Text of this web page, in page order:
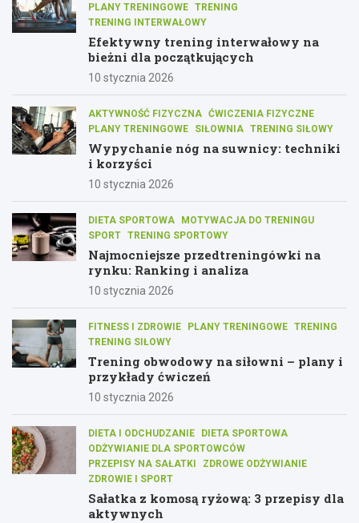
PLANY TRENINGOWE TRENING
TRENING INTERWAŁOWY
Efektywny trening interwałowy na
bieżni dla początkujących
10 stycznia 2026
AKTYWNOŚĆ FIZYCZNA ĆWICZENIA FIZYCZNE
PLANY TRENINGOWE
SIŁOWNIA TRENING SIŁOWY
Wypychanie nóg na suwnicy: techniki
i korzyści
10 stycznia 2026
DIETA SPORTOWA
MOTYWACJA DO TRENINGU
SPORT TRENING SPORTOWY
Najmocniejsze przedtreningówki na
rynku: Ranking i analiza
10 stycznia 2026
FITNESS I ZDROWIE PLANY TRENINGOWE TRENING
TRENING SIŁOWY
Trening obwodowy na siłowni – plany i
przykłady ćwiczeń
10 stycznia 2026
DIETA I ODCHUDZANIE
DIETA SPORTOWA
ODŻYWIANIE DLA SPORTOWCÓW
PRZEPISY NA SAŁATKI
ZDROWE ODŻYWIANIE
ZDROWIE I SPORT
Sałatka z komosą ryżową: 3 przepisy dla
aktywnych